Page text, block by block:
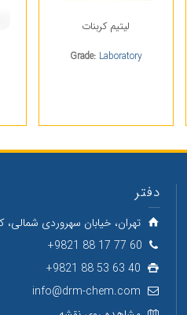
لیتیم کربنات
Grade: Laboratory
دفتر
تهران، خیابان سهروردی شمالی،
60 77 17 88 9821+
40 63 53 88 9821+
info@drm-chem.com